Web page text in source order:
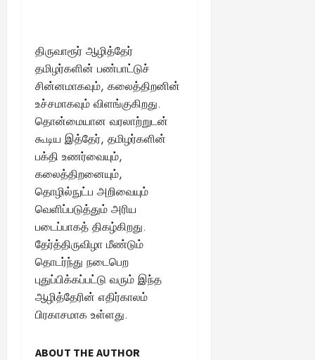
திருவாரூர் ஆழித்தேர்
தமிழர்களின் பண்பாட்டுச்
சின்னமாகவும், கலைத்திறனின்
உச்சமாகவும் விளங்குகிறது.
தொன்மையான வரலாற்றுடன்
கூடிய இத்தேர், தமிழர்களின்
பக்தி உணர்வையும்,
கலைத்திறனையும்,
தொழில்நுட்ப அறிவையும்
வெளிப்படுத்தும் அரிய
படைப்பாகத் திகழ்கிறது.
தேர்த்திருவிழா மீண்டும்
தொடர்ந்து நடைபெற
புதுப்பிக்கப்பட்டு வரும் இந்த
ஆழித்தேரின் எதிர்காலம்
பிரகாசமாக உள்ளது.
ABOUT THE AUTHOR